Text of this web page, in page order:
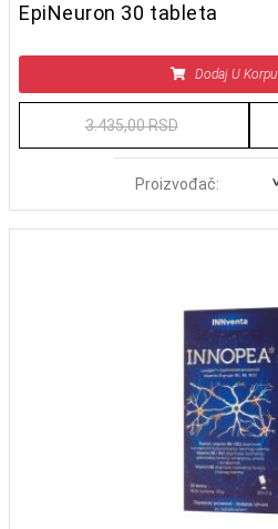
EpiNeuron 30 tableta
Dodaj U Korpu
3.435,00 RSD
Proizvođač: